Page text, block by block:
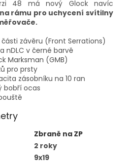
48 má nový Glock navíc
rámu pro uchycení svítilny
závěru (Front Serrations)
nDLC v černé barvě
Marksman (GMB)
pro prsty
zásobníku na 10 ran
bobří ocas
Zbraně na ZP
2 roky
9x19